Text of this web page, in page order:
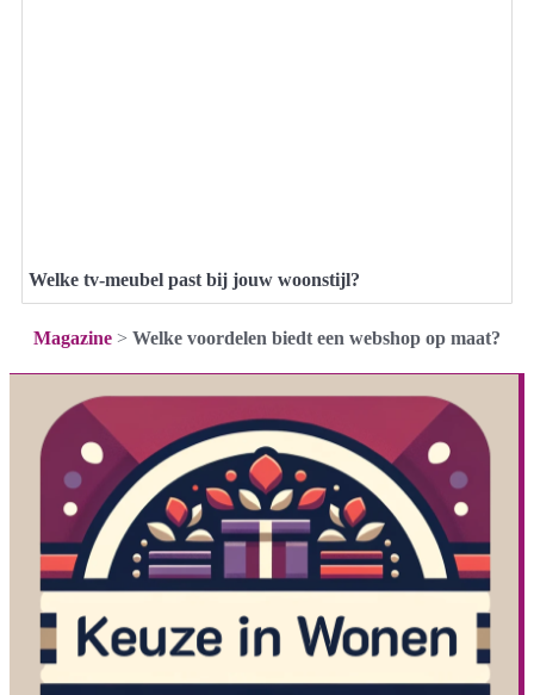
Welke tv-meubel past bij jouw woonstijl?
Magazine > Welke voordelen biedt een webshop op maat?